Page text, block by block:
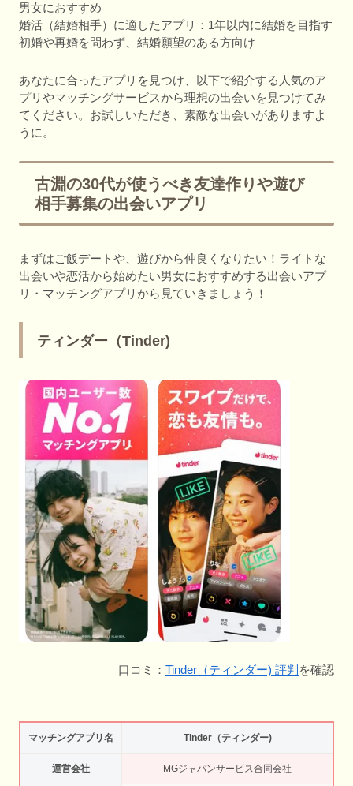
男女におすすめ
婚活（結婚相手）に適したアプリ：1年以内に結婚を目指す
初婚や再婚を問わず、結婚願望のある方向け
あなたに合ったアプリを見つけ、以下で紹介する人気のア
プリやマッチングサービスから理想の出会いを見つけてみ
てください。お試しいただき、素敵な出会いがありますよ
うに。
古淵の30代が使うべき友達作りや遊び
相手募集の出会いアプリ
まずはご飯デートや、遊びから仲良くなりたい！ライトな
出会いや恋活から始めたい男女におすすめする出会いアプ
リ・マッチングアプリから見ていきましょう！
ティンダー（Tinder)
口コミ： Tinder（ティンダー) 評判 を確認
マッチングアプリ名 Tinder（ティンダー)
運営会社 MGジャパンサービス合同会社